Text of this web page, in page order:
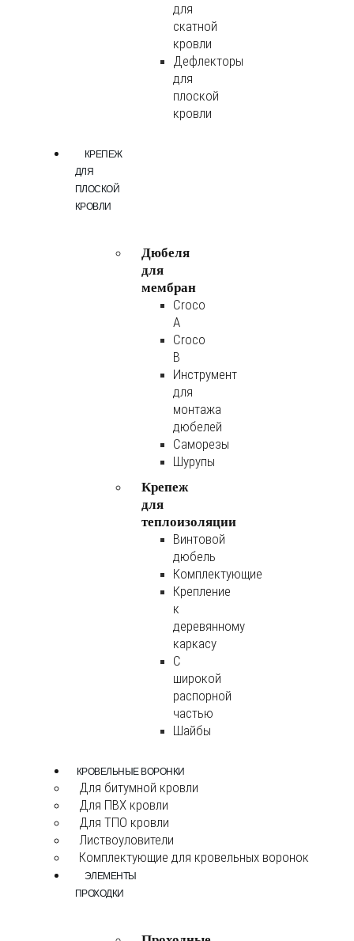
для
скатной
кровли
Дефлекторы
для
плоской
кровли
КРЕПЕЖ
ДЛЯ
ПЛОСКОЙ
КРОВЛИ
Дюбеля
для
мембран
Croco
A
Croco
B
Инструмент
для
монтажа
дюбелей
Саморезы
Шурупы
Крепеж
для
теплоизоляции
Винтовой
дюбель
Комплектующие
Крепление
к
деревянному
каркасу
С
широкой
распорной
частью
Шайбы
КРОВЕЛЬНЫЕ ВОРОНКИ
Для битумной кровли
Для ПВХ кровли
Для ТПО кровли
Листвоуловители
Комплектующие для кровельных воронок
ЭЛЕМЕНТЫ
ПРОХОДКИ